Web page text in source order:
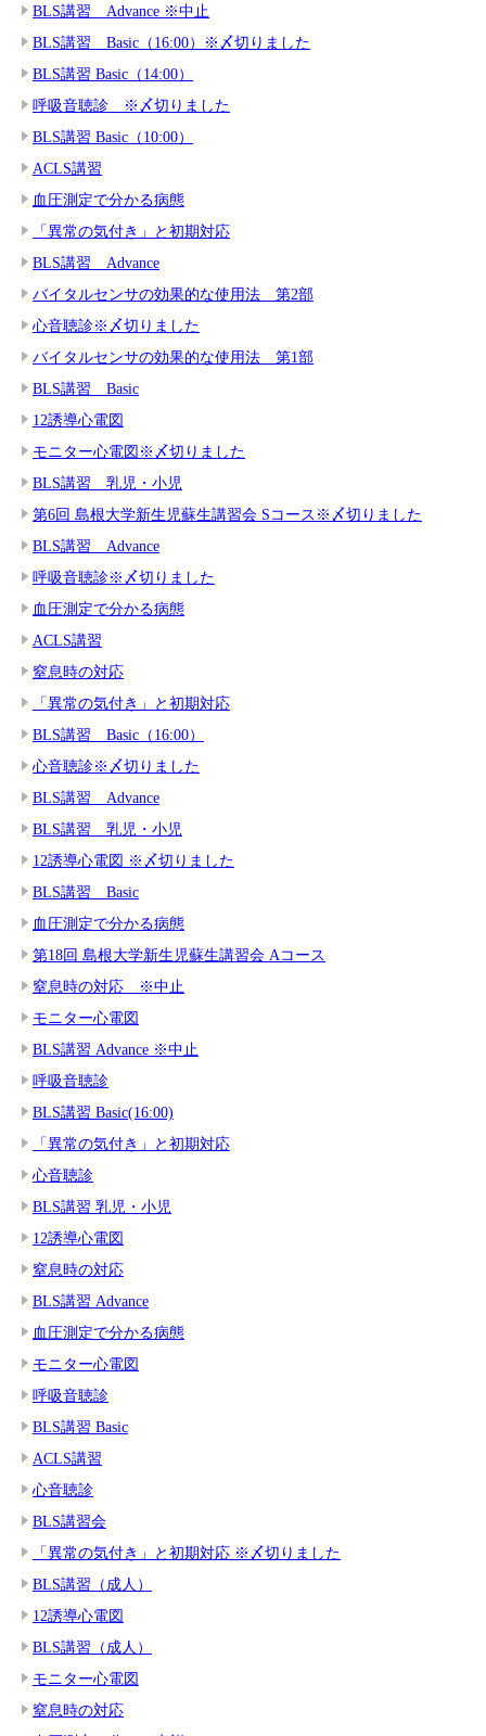
BLS講習 Advance ※中止
BLS講習 Basic（16:00）※〆切りました
BLS講習 Basic（14:00）
呼吸音聴診 ※〆切りました
BLS講習 Basic（10:00）
ACLS講習
血圧測定で分かる病態
「異常の気付き」と初期対応
BLS講習 Advance
バイタルセンサの効果的な使用法 第2部
心音聴診※〆切りました
バイタルセンサの効果的な使用法 第1部
BLS講習 Basic
12誘導心電図
モニター心電図※〆切りました
BLS講習 乳児・小児
第6回 島根大学新生児蘇生講習会 Sコース※〆切りました
BLS講習 Advance
呼吸音聴診※〆切りました
血圧測定で分かる病態
ACLS講習
窒息時の対応
「異常の気付き」と初期対応
BLS講習 Basic（16:00）
心音聴診※〆切りました
BLS講習 Advance
BLS講習 乳児・小児
12誘導心電図 ※〆切りました
BLS講習 Basic
血圧測定で分かる病態
第18回 島根大学新生児蘇生講習会 Aコース
窒息時の対応 ※中止
モニター心電図
BLS講習 Advance ※中止
呼吸音聴診
BLS講習 Basic(16:00)
「異常の気付き」と初期対応
心音聴診
BLS講習 乳児・小児
12誘導心電図
窒息時の対応
BLS講習 Advance
血圧測定で分かる病態
モニター心電図
呼吸音聴診
BLS講習 Basic
ACLS講習
心音聴診
BLS講習会
「異常の気付き」と初期対応 ※〆切りました
BLS講習（成人）
12誘導心電図
BLS講習（成人）
モニター心電図
窒息時の対応